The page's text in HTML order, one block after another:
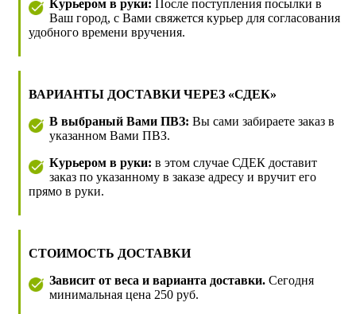
Курьером в руки: После поступления посылки в
Ваш город, с Вами свяжется курьер для согласования
удобного времени вручения.
ВАРИАНТЫ ДОСТАВКИ ЧЕРЕЗ «СДЕК»
В выбраный Вами ПВЗ: Вы сами забираете заказ в
указанном Вами ПВЗ.
Курьером в руки: в этом случае СДЕК доставит
заказ по указанному в заказе адресу и вручит его
прямо в руки.
СТОИМОСТЬ ДОСТАВКИ
Зависит от веса и варианта доставки. Сегодня
минимальная цена 250 руб.